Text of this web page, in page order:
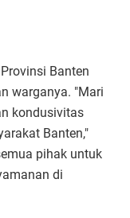
Banten
warganya. "Mari
kondusivitas
Banten,"
pihak untuk
di